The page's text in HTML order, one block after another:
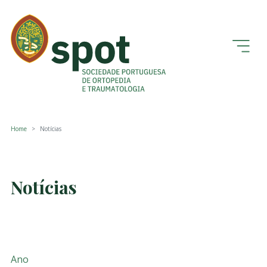
Home Notícias
Notícias
Ano